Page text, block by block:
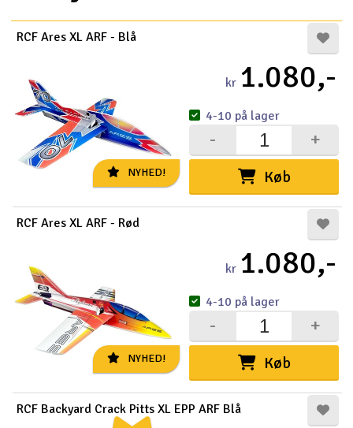
Radio udstyr
Scooter & elkøretøj
Slot racing
Smarthjem, leg og hobby
Solenergi
Værktøj, udstyr og tilbehør
Gavekort
NYHED!
RCF Ares XL ARF - Blå
kr 1.080,-
Køb
+
-
4-10 på lager
NYHED!
RCF Ares XL ARF - Rød
kr 1.080,-
Køb
+
-
4-10 på lager
RCF Backyard Crack Pitts XL EPP ARF Blå